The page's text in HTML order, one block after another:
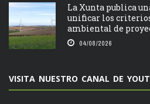
La Xunta publica
unificar los
ambiental de
04/08/2026
VISITA NUESTRO CANAL DE